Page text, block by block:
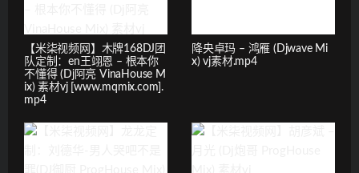
【米柒视频网】木牌168DJ团
队定制：en王翊恩 – 根本你
不懂得 (Dj阿亮 VinaHouse M
ix) 素材vj [www.mqmix.com].
mp4
降央卓玛 – 鸿雁 (Djwave Mi
x) vj素材.mp4